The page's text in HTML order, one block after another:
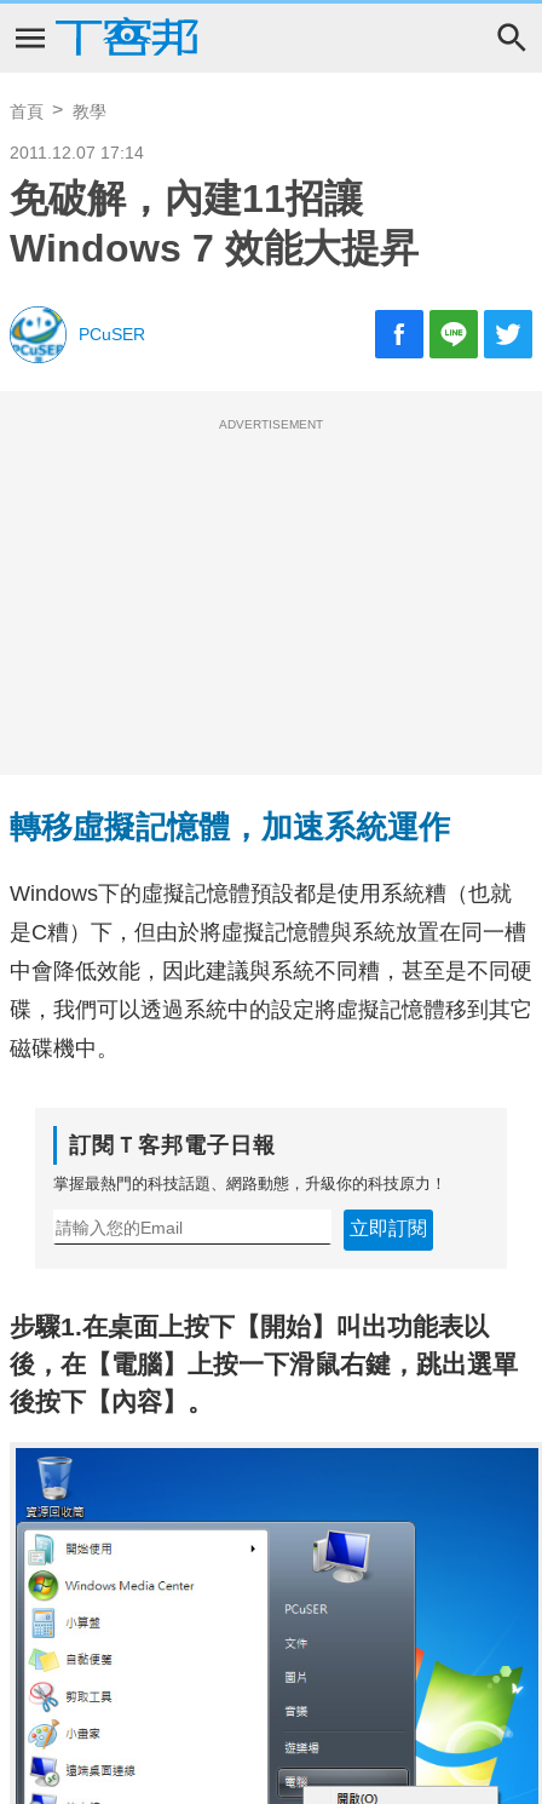
首頁 教學
2011.12.07 17:14
免破解，內建11招讓
Windows 7 效能大提昇
PCuSER
ADVERTISEMENT
轉移虛擬記憶體，加速系統運作
Windows下的虛擬記憶體預設都是使用系統糟（也就
是C糟）下，但由於將虛擬記憶體與系統放置在同一槽
中會降低效能，因此建議與系統不同糟，甚至是不同硬
碟，我們可以透過系統中的設定將虛擬記憶體移到其它
磁碟機中。
訂閱Ｔ客邦電子日報
掌握最熱門的科技話題、網路動態，升級你的科技原力！
立即訂閱
步驟1.在桌面上按下【開始】叫出功能表以
後，在【電腦】上按一下滑鼠右鍵，跳出選單
後按下【內容】。